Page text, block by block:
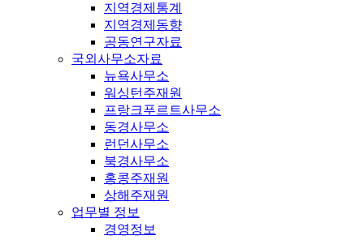
지역경제통계
지역경제동향
공동연구자료
국외사무소자료
뉴욕사무소
워싱턴주재원
프랑크푸르트사무소
동경사무소
런던사무소
북경사무소
홍콩주재원
상해주재원
업무별 정보
경영정보